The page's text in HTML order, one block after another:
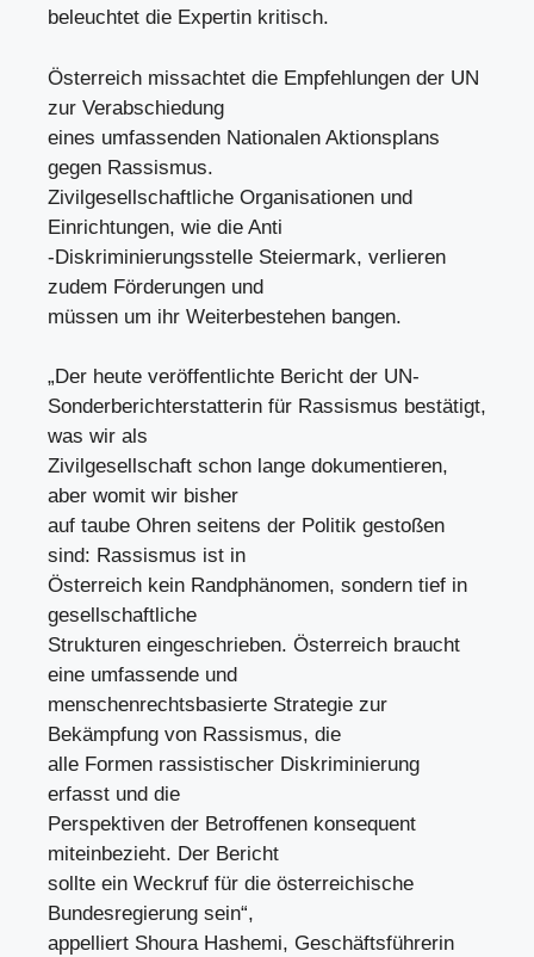
beleuchtet die Expertin kritisch.
Österreich missachtet die Empfehlungen der UN
zur Verabschiedung
eines umfassenden Nationalen Aktionsplans
gegen Rassismus.
Zivilgesellschaftliche Organisationen und
Einrichtungen, wie die Anti
-Diskriminierungsstelle Steiermark, verlieren
zudem Förderungen und
müssen um ihr Weiterbestehen bangen.
„Der heute veröffentlichte Bericht der UN-
Sonderberichterstatterin für Rassismus bestätigt,
was wir als
Zivilgesellschaft schon lange dokumentieren,
aber womit wir bisher
auf taube Ohren seitens der Politik gestoßen
sind: Rassismus ist in
Österreich kein Randphänomen, sondern tief in
gesellschaftliche
Strukturen eingeschrieben. Österreich braucht
eine umfassende und
menschenrechtsbasierte Strategie zur
Bekämpfung von Rassismus, die
alle Formen rassistischer Diskriminierung
erfasst und die
Perspektiven der Betroffenen konsequent
miteinbezieht. Der Bericht
sollte ein Weckruf für die österreichische
Bundesregierung sein“,
appelliert Shoura Hashemi, Geschäftsführerin